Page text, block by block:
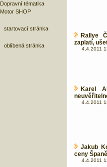
Dopravní tématika
Motor SHOP
startovací stránka
oblíbená stránka
Rallye
zaplatí,
4.4.2011
Karel
4.4.2011
Jakub
ceny
4.4.2011